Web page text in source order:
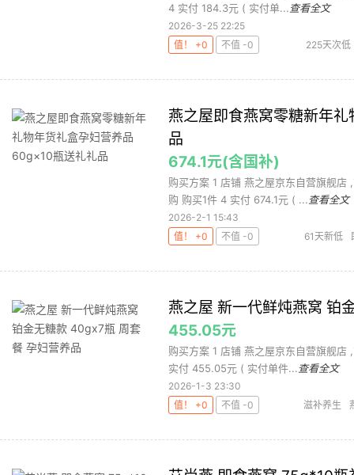
4 实付 184.3元 ( 实付单... 查看全文
2026-3-25 22:25
值！ +0
不值 -0
225天次低
燕之屋即食燕窝零糖新年
品
674.1元(含国补)
购买方案 1 店铺 燕之屋京东自营旗舰
购 购买1件 4 实付 674.1元 ( ... 查看全文
2026-2-1 15:43
值！ +0
不值 -0 61天新低
燕之屋 新一代鲜炖燕窝 铂
455.05元
购买方案 1 店铺 燕之屋京东自营旗舰
实付 455.05元 ( 实付单件... 查看全文
2026-1-3 23:30
值！ +0
不值 -0 滋补养生